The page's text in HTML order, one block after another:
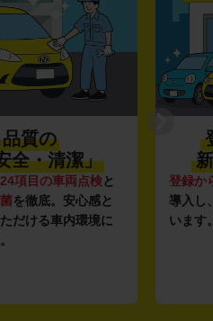
質の
全・清潔」
24項目の車両点検と
を徹底。安心感と
だける車内環境に
登録か
導入し
います